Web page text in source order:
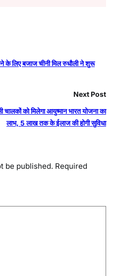
के लिए बजाज चीनी मिल रुधौली ने शुरू
Next Post
को मिलेगा आयुष्मान भारत योजना का
लाभ, 5 लाख तक के ईलाज की होगी सुविधा
be published. Required